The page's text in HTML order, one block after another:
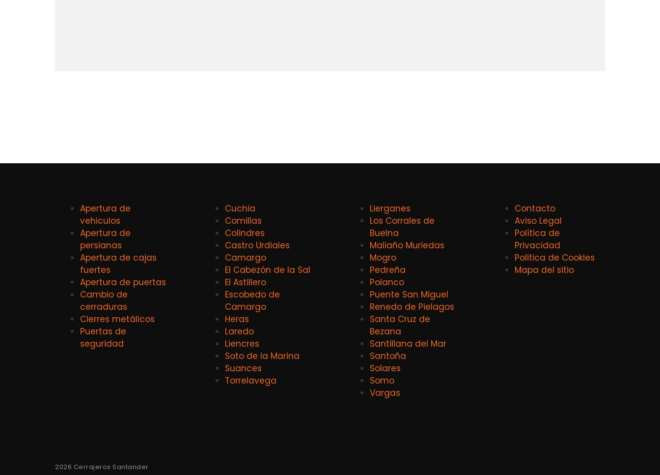
Apertura de
vehiculos
Apertura de
persianas
Apertura de cajas
fuertes
Apertura de puertas
Cambio de
cerraduras
Cierres metálicos
Puertas de
seguridad
Cuchia
Comillas
Colindres
Castro Urdiales
Camargo
El Cabezón de la Sal
El Astillero
Escobedo de
Camargo
Heras
Laredo
Liencres
Soto de la Marina
Suances
Torrelavega
Lierganes
Los Corrales de
Buelna
Maliaño Muriedas
Mogro
Pedreña
Polanco
Puente San Miguel
Renedo de Pielagos
Santa Cruz de
Bezana
Santillana del Mar
Santoña
Solares
Somo
Vargas
Contacto
Aviso Legal
Política de
Privacidad
Politica de Cookies
Mapa del sitio
2026 Cerrajeros Santander